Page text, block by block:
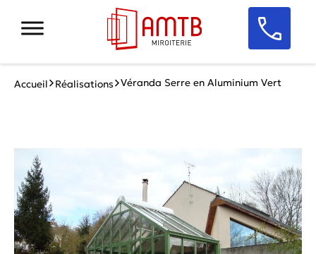
Accueil Réalisations Véranda Serre en Aluminium Vert